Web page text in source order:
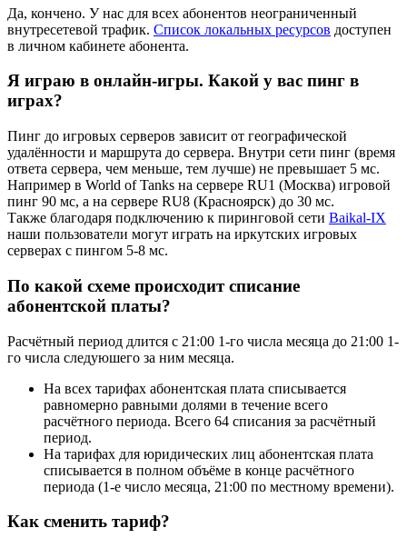
Да, кончено. У нас для всех абонентов неограниченный
внутресетевой трафик. Список локальных ресурсов доступен
в личном кабинете абонента.
Я играю в онлайн-игры. Какой у вас пинг в
играх?
Пинг до игровых серверов зависит от географической
удалённости и маршрута до сервера. Внутри сети пинг (время
ответа сервера, чем меньше, тем лучше) не превышает 5 мс.
Например в World of Tanks на сервере RU1 (Москва) игровой
пинг 90 мс, а на сервере RU8 (Красноярск) до 30 мс.
Также благодаря подключению к пиринговой сети Baikal-IX
наши пользователи могут играть на иркутских игровых
серверах с пингом 5-8 мс.
По какой схеме происходит списание
абонентской платы?
Расчётный период длится с 21:00 1-го числа месяца до 21:00 1-
го числа следуюшего за ним месяца.
На всех тарифах абонентская плата списывается
равномерно равными долями в течение всего
расчётного периода. Всего 64 списания за расчётный
период.
На тарифах для юридических лиц абонентская плата
списывается в полном объёме в конце расчётного
периода (1-е число месяца, 21:00 по местному времени).
Как сменить тариф?